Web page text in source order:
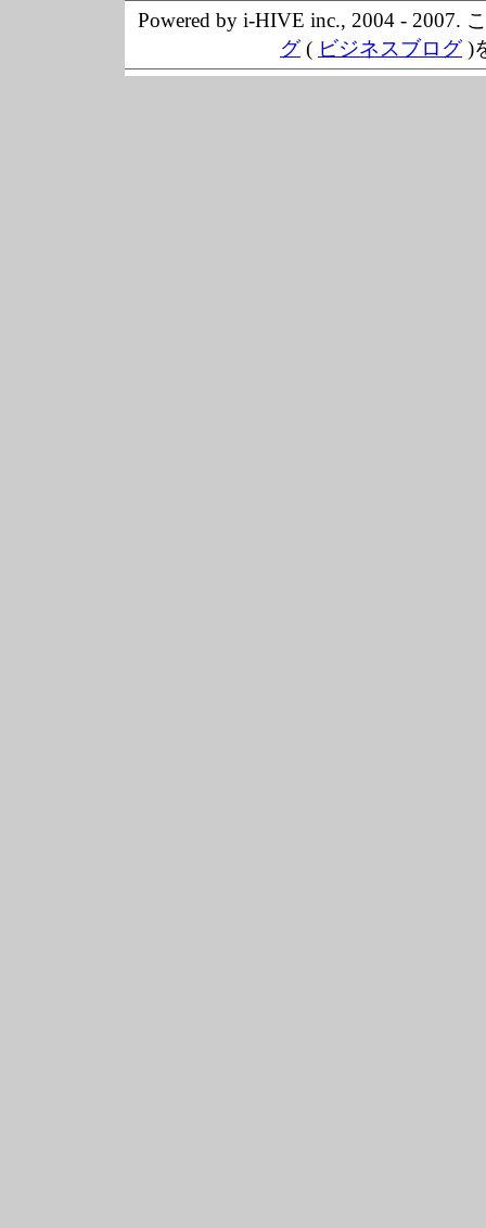
Powered by i-HIVE inc., 2004 - 2007.
グ( ビジネスブログ)